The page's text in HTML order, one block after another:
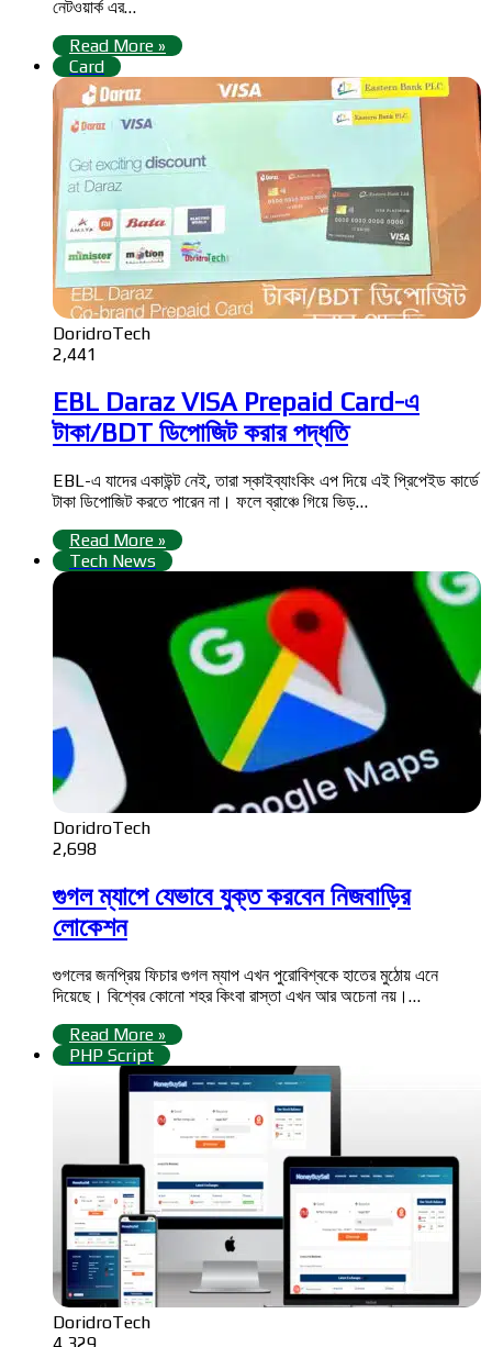
নেটওয়ার্ক এর…
Read More »
Card
DoridroTech
2,441
EBL Daraz VISA Prepaid Card-এ
টাকা/BDT ডিপোজিট করার পদ্ধতি
EBL-এ যাদের একাউন্ট নেই, তারা স্কাইব্যাংকিং এপ দিয়ে এই প্রিপেইড কার্ডে
টাকা ডিপোজিট করতে পারেন না। ফলে ব্রাঞ্চে গিয়ে ভিড়…
Read More »
Tech News
DoridroTech
2,698
গুগল ম্যাপে যেভাবে যুক্ত করবেন নিজবাড়ির
লোকেশন
গুগলের জনপ্রিয় ফিচার গুগল ম্যাপ এখন পুরোবিশ্বকে হাতের মুঠোয় এনে
দিয়েছে। বিশ্বের কোনো শহর কিংবা রাস্তা এখন আর অচেনা নয়।…
Read More »
PHP Script
DoridroTech